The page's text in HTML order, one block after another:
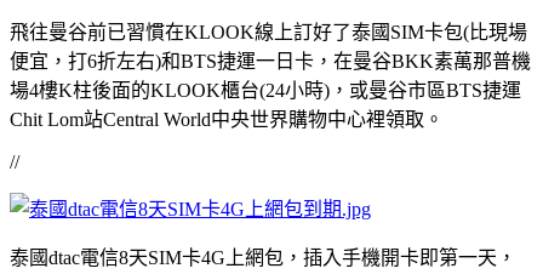
飛往曼谷前已習慣在KLOOK線上訂好了泰國SIM卡包(比現場
便宜，打6折左右)和BTS捷運一日卡，在曼谷BKK素萬那普機
場4樓K柱後面的KLOOK櫃台(24小時)，或曼谷市區BTS捷運
Chit Lom站Central World中央世界購物中心裡領取。
//
泰國dtac電信8天SIM卡4G上網包，插入手機開卡即第一天，